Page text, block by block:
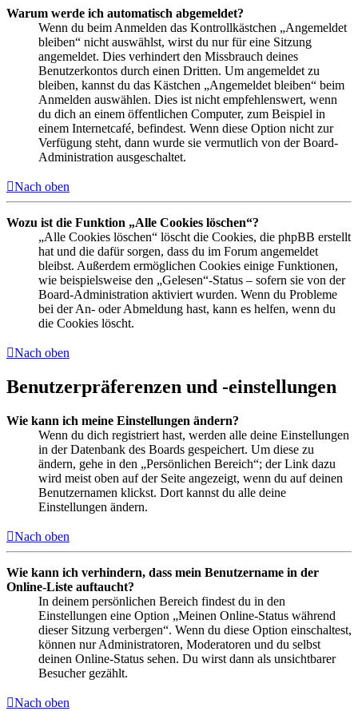
Warum werde ich automatisch abgemeldet?
Wenn du beim Anmelden das Kontrollkästchen „Angemeldet
bleiben“ nicht auswählst, wirst du nur für eine Sitzung
angemeldet. Dies verhindert den Missbrauch deines
Benutzerkontos durch einen Dritten. Um angemeldet zu
bleiben, kannst du das Kästchen „Angemeldet bleiben“ beim
Anmelden auswählen. Dies ist nicht empfehlenswert, wenn
du dich an einem öffentlichen Computer, zum Beispiel in
einem Internetcafé, befindest. Wenn diese Option nicht zur
Verfügung steht, dann wurde sie vermutlich von der Board-
Administration ausgeschaltet.
Nach oben
Wozu ist die Funktion „Alle Cookies löschen“?
„Alle Cookies löschen“ löscht die Cookies, die phpBB erstellt
hat und die dafür sorgen, dass du im Forum angemeldet
bleibst. Außerdem ermöglichen Cookies einige Funktionen,
wie beispielsweise den „Gelesen“-Status – sofern sie von der
Board-Administration aktiviert wurden. Wenn du Probleme
bei der An- oder Abmeldung hast, kann es helfen, wenn du
die Cookies löscht.
Nach oben
Benutzerpräferenzen und -einstellungen
Wie kann ich meine Einstellungen ändern?
Wenn du dich registriert hast, werden alle deine Einstellungen
in der Datenbank des Boards gespeichert. Um diese zu
ändern, gehe in den „Persönlichen Bereich“; der Link dazu
wird meist oben auf der Seite angezeigt, wenn du auf deinen
Benutzernamen klickst. Dort kannst du alle deine
Einstellungen ändern.
Nach oben
Wie kann ich verhindern, dass mein Benutzername in der
Online-Liste auftaucht?
In deinem persönlichen Bereich findest du in den
Einstellungen eine Option „Meinen Online-Status während
dieser Sitzung verbergen“. Wenn du diese Option einschaltest,
können nur Administratoren, Moderatoren und du selbst
deinen Online-Status sehen. Du wirst dann als unsichtbarer
Besucher gezählt.
Nach oben